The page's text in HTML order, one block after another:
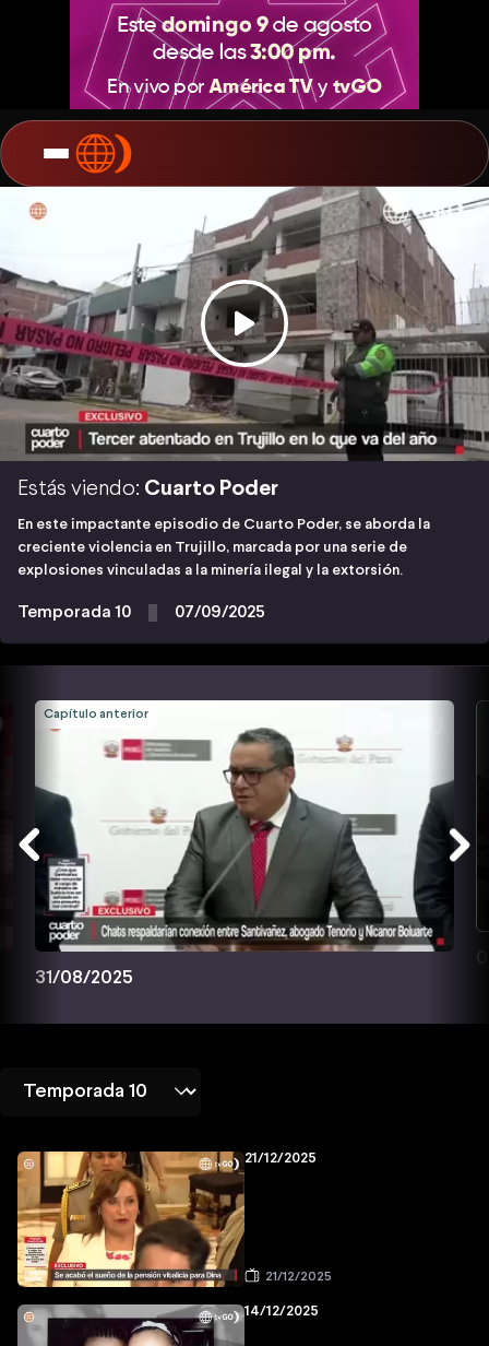
Estás viendo: Cuarto Poder
En este impactante episodio de Cuarto Poder, se aborda la
creciente violencia en Trujillo, marcada por una serie de
explosiones vinculadas a la minería ilegal y la extorsión.
Temporada 10 07/09/2025
Capítulo anterior
31/08/2025
21/12/2025
21/12/2025
14/12/2025